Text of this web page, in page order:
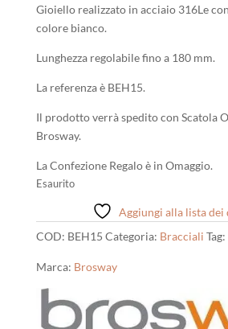
49,00 €.
Gioiello realizzato in acciaio 316Le
colore bianco.
Lunghezza regolabile fino a 180 mm.
La referenza è BEH15.
Il prodotto verrà spedito con Scatola
Brosway.
La Confezione Regalo è in Omaggio.
Esaurito
Aggiungi alla lista dei
COD: BEH15 Categoria: Bracciali Tag:
Marca: Brosway